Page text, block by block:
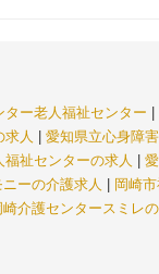
ター老人福祉センター
求人
愛知県立心身障
祉センターの求人
ーの介護求人 岡崎
崎介護センタースミレ